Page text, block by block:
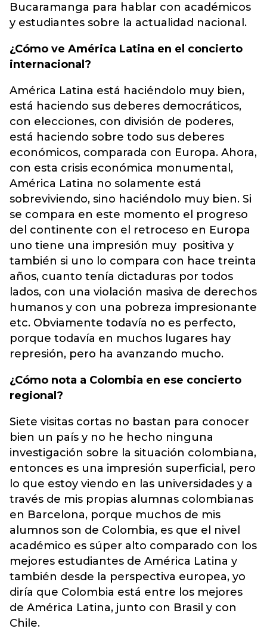
Bucaramanga para hablar con académicos
y estudiantes sobre la actualidad nacional.
¿Cómo ve América Latina en el concierto
internacional?
América Latina está haciéndolo muy bien,
está haciendo sus deberes democráticos,
con elecciones, con división de poderes,
está haciendo sobre todo sus deberes
económicos, comparada con Europa. Ahora,
con esta crisis económica monumental,
América Latina no solamente está
sobreviviendo, sino haciéndolo muy bien. Si
se compara en este momento el progreso
del continente con el retroceso en Europa
uno tiene una impresión muy positiva y
también si uno lo compara con hace treinta
años, cuanto tenía dictaduras por todos
lados, con una violación masiva de derechos
humanos y con una pobreza impresionante
etc. Obviamente todavía no es perfecto,
porque todavía en muchos lugares hay
represión, pero ha avanzando mucho.
¿Cómo nota a Colombia en ese concierto
regional?
Siete visitas cortas no bastan para conocer
bien un país y no he hecho ninguna
investigación sobre la situación colombiana,
entonces es una impresión superficial, pero
lo que estoy viendo en las universidades y a
través de mis propias alumnas colombianas
en Barcelona, porque muchos de mis
alumnos son de Colombia, es que el nivel
académico es súper alto comparado con los
mejores estudiantes de América Latina y
también desde la perspectiva europea, yo
diría que Colombia está entre los mejores
de América Latina, junto con Brasil y con
Chile.